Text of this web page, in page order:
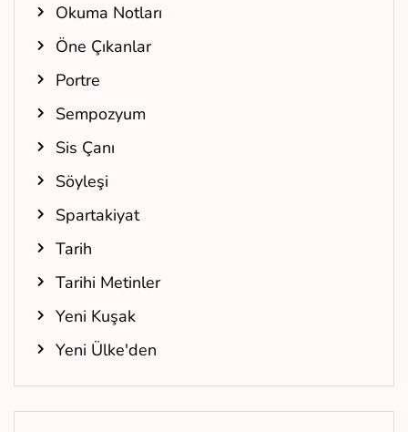
Okuma Notları
Öne Çıkanlar
Portre
Sempozyum
Sis Çanı
Söyleşi
Spartakiyat
Tarih
Tarihi Metinler
Yeni Kuşak
Yeni Ülke'den